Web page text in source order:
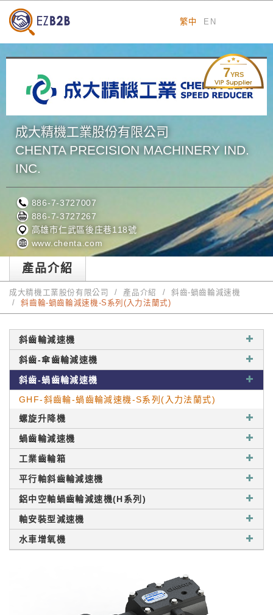
繁中 EN
7YRS
成大精機工業股份有限公司
CHENTA PRECISION MACHINERY IND.
INC.
886-7-3727007
886-7-3727267
高雄市仁武區後庄巷118號
www.chenta.com
產品介紹
成大精機工業股份有限公司 產品介紹
斜齒-蝸齒輪減速機
斜齒輪-蝸齒輪減速機-S系列(入力法蘭式)
斜齒輪減速機
斜齒-傘齒輪減速機
斜齒-蝸齒輪減速機
GHF-斜齒輪-蝸齒輪減速機-S系列(入力法蘭式)
螺旋升降機
蝸齒輪減速機
工業齒輪箱
平行軸斜齒輪減速機
鋁中空軸蝸齒輪減速機(H系列)
軸安裝型減速機
水車增氧機